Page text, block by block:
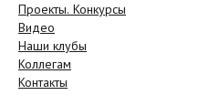
Проекты. Конкурсы
Видео
Наши клубы
Коллегам
Контакты